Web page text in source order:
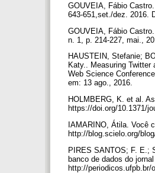
GOUVEIA, Fábio
643-651,set./dez. 2016.
GOUVEIA, Fábio
n. 1, p. 214-227, mai.,
HAUSTEIN, Stefanie;
Katy.. Measuring
Web Science
em: 13 ago., 2016.
HOLMBERG, K. et al.
https://doi.org/10.1371/
IAMARINO, Átila. Você
http://blog.scielo.org/
PIRES SANTOS; F. E.;
banco de dados do
http://